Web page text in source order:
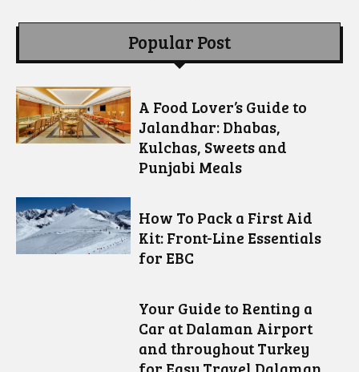
Popular Post
A Food Lover’s Guide to
Jalandhar: Dhabas,
Kulchas, Sweets and
Punjabi Meals
How To Pack a First Aid
Kit: Front-Line Essentials
for EBC
Your Guide to Renting a
Car at Dalaman Airport
and throughout Turkey